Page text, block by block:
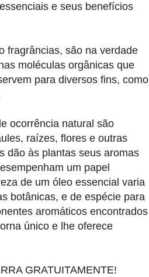
e seus benefícios
fragrâncias, são na verdade
moléculas orgânicas que
para diversos fins, como
ocorrência natural são
raízes, flores e outras
dão às plantas seus aromas
um papel
de um óleo essencial varia
botânicas, e de espécie para
aromáticos encontrados
único e lhe oferece
GRATUITAMENTE!